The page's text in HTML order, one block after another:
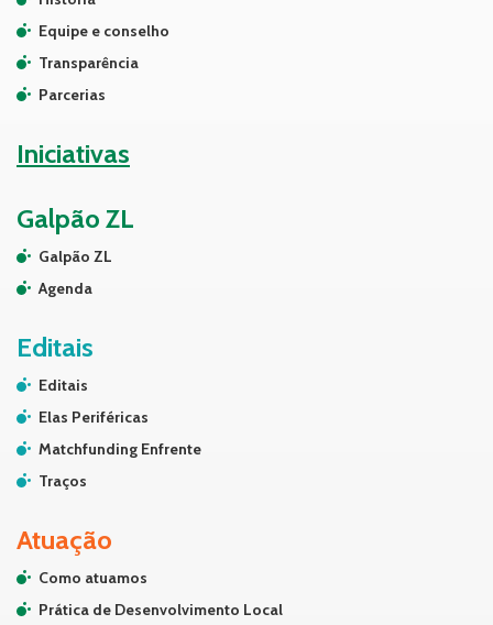
Equipe e conselho
Transparência
Parcerias
Iniciativas
Galpão ZL
Galpão ZL
Agenda
Editais
Editais
Elas Periféricas
Matchfunding Enfrente
Traços
Atuação
Como atuamos
Prática de Desenvolvimento Local